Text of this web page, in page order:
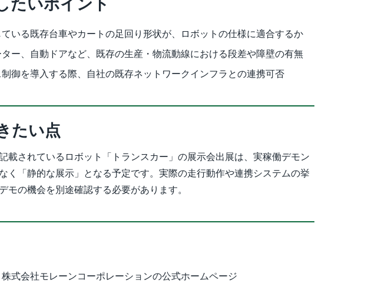
いる既存台車やカートの足回り形状が、ロボットの仕様に適合するか
ー、自動ドアなど、既存の生産・物流動線における段差や障壁の有無
御を導入する際、自社の既存ネットワークインフラとの連携可否
たい点
載されているロボット「トランスカー」の展示会出展は、実稼働デモン
く「静的な展示」となる予定です。実際の走行動作や連携システムの挙
モの機会を別途確認する必要があります。
株式会社モレーンコーポレーションの公式ホームページ